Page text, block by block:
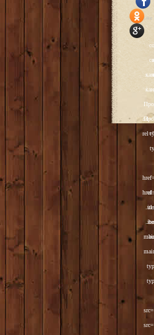
Social Like